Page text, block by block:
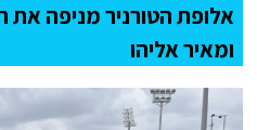
אלופת הטורניר מניפה את
ומאיר אליהו